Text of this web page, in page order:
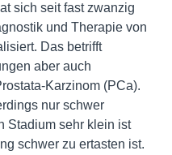
sich seit fast zwanzig
und Therapie von
Das betrifft
aber auch
Karzinom (PCa).
nur schwer
Stadium sehr klein ist
schwer zu ertasten ist.